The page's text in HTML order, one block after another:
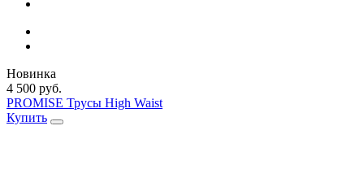
Новинка
4 500 руб.
PROMISE Трусы High Waist
Купить